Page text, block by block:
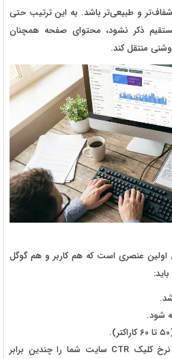
و طبیعی‌تر باشد. به این ترتیب حتی
ذکر نشود، محتوای صفحه همچنان
منتقل کند.
اولین عنصری است که هم کاربر و هم گوگل
شود.
کلیک CTR سایت شما را چندین برابر